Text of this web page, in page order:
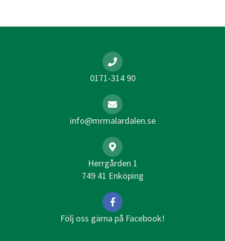
0171-314 90
info@mrmalardalen.se
Herrgården 1
749 41 Enköping
Följ oss gärna på Facebook!